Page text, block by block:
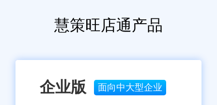
能，为金山小企业提供了强有力
的支持。通过持续优化和升级，
来，随着技术的不断进步和应用
的深入，相信会有更多像旺店通
慧策旺店通产品
企业版 面向中大型企业